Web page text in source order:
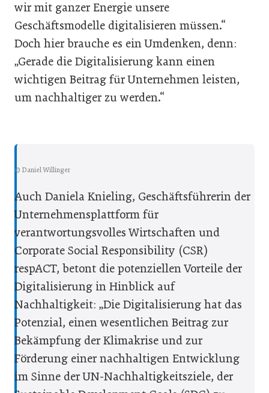
wir mit ganzer Energie unsere
Geschäftsmodelle digitalisieren müssen.“
Doch hier brauche es ein Umdenken, denn:
„Gerade die Digitalisierung kann einen
wichtigen Beitrag für Unternehmen leisten,
um nachhaltiger zu werden.“
© Daniel Willinger
Auch Daniela Knieling, Geschäftsführerin der
Unternehmensplattform für
verantwortungsvolles Wirtschaften und
Corporate Social Responsibility (CSR)
respACT, betont die potenziellen Vorteile der
Digitalisierung in Hinblick auf
Nachhaltigkeit: „Die Digitalisierung hat das
Potenzial, einen wesentlichen Beitrag zur
Bekämpfung der Klimakrise und zur
Förderung einer nachhaltigen Entwicklung
im Sinne der UN-Nachhaltigkeitsziele, der